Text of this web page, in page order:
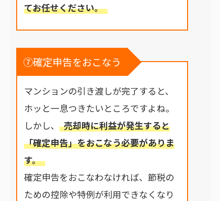
てお任せください。
⑦確定申告をおこなう
マンションの引き渡しが完了すると、
ホッと一息つきたいところですよね。
しかし、
売却時に利益が発生すると
「確定申告」をおこなう必要がありま
す。
確定申告をおこなわなければ、節税の
ための控除や特例が利用できなくなり